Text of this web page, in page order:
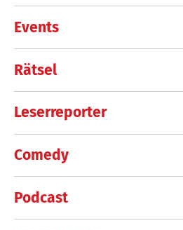
Events
Rätsel
Leserreporter
Comedy
Podcast